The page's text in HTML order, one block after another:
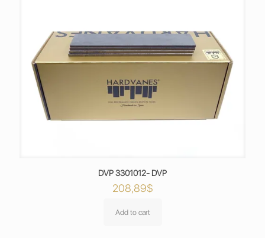
DVP 3301012- DVP
208,89$
Add to cart